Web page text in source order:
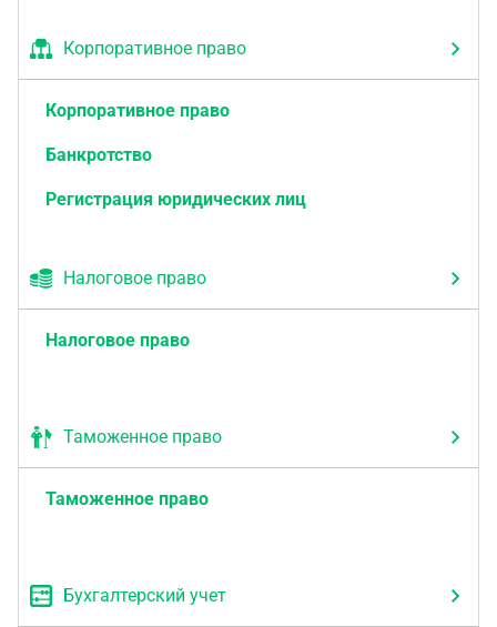
Корпоративное право
Корпоративное право
Банкротство
Регистрация юридических лиц
Налоговое право
Налоговое право
Таможенное право
Таможенное право
Бухгалтерский учет